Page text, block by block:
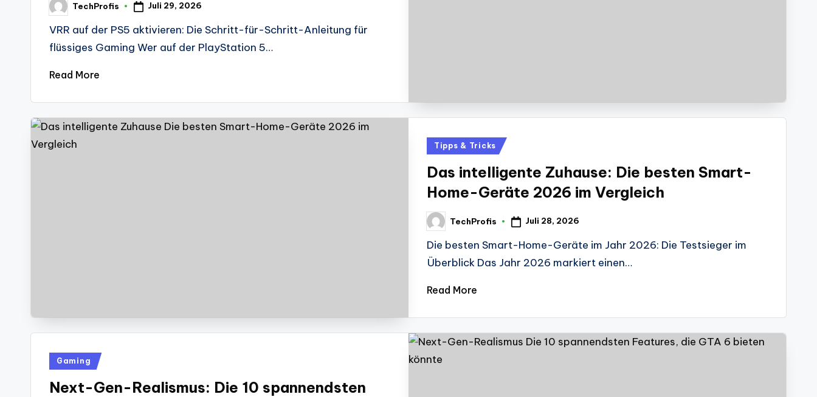
Posted
by
TechProfis Juli 29, 2026
VRR auf der PS5 aktivieren: Die Schritt-für-Schritt-Anleitung für
flüssiges Gaming Wer auf der PlayStation 5…
Read More
Posted
Tipps & Tricks
Das intelligente Zuhause: Die besten Smart-
Home-Geräte 2026 im Vergleich
Posted
by
TechProfis Juli 28, 2026
Die besten Smart-Home-Geräte im Jahr 2026: Die Testsieger im
Überblick Das Jahr 2026 markiert einen…
Read More
Posted
Gaming
Next-Gen-Realismus: Die 10 spannendsten